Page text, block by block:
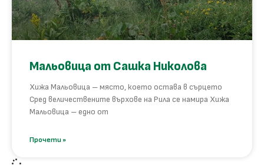
Мальовица от Сашка Николова
Хижа Мальовица – място, което остава в сърцето
Сред величествените върхове на Рила се намира Хижа
Мальовица – едно от
Прочети »